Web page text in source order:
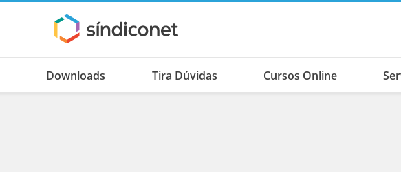
Downloads Tira Dúvidas Cursos Online